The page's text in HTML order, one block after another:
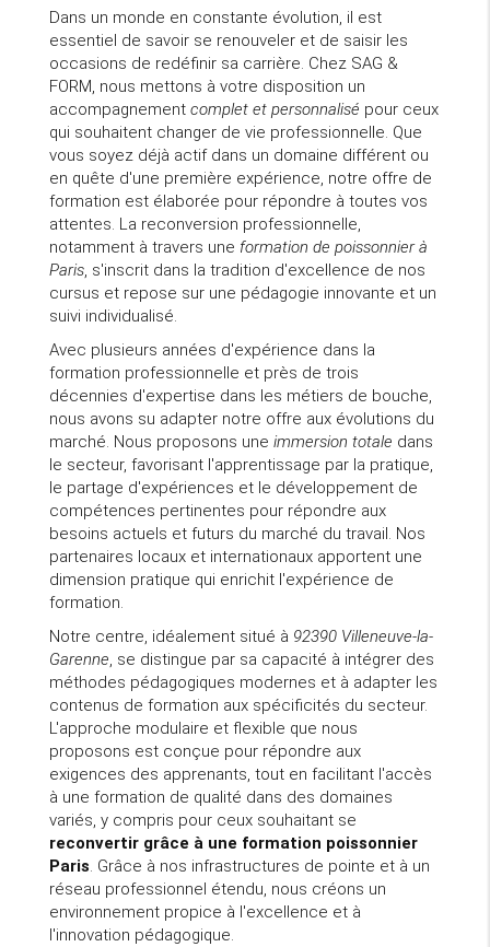
Dans un monde en constante évolution, il est
essentiel de savoir se renouveler et de saisir les
occasions de redéfinir sa carrière. Chez SAG &
FORM, nous mettons à votre disposition un
accompagnement complet et personnalisé pour ceux
qui souhaitent changer de vie professionnelle. Que
vous soyez déjà actif dans un domaine différent ou
en quête d'une première expérience, notre offre de
formation est élaborée pour répondre à toutes vos
attentes. La reconversion professionnelle,
notamment à travers une formation de poissonnier à
Paris, s'inscrit dans la tradition d'excellence de nos
cursus et repose sur une pédagogie innovante et un
suivi individualisé.
Avec plusieurs années d'expérience dans la
formation professionnelle et près de trois
décennies d'expertise dans les métiers de bouche,
nous avons su adapter notre offre aux évolutions du
marché. Nous proposons une immersion totale dans
le secteur, favorisant l'apprentissage par la pratique,
le partage d'expériences et le développement de
compétences pertinentes pour répondre aux
besoins actuels et futurs du marché du travail. Nos
partenaires locaux et internationaux apportent une
dimension pratique qui enrichit l'expérience de
formation.
Notre centre, idéalement situé à 92390 Villeneuve-la-
Garenne, se distingue par sa capacité à intégrer des
méthodes pédagogiques modernes et à adapter les
contenus de formation aux spécificités du secteur.
L'approche modulaire et flexible que nous
proposons est conçue pour répondre aux
exigences des apprenants, tout en facilitant l'accès
à une formation de qualité dans des domaines
variés, y compris pour ceux souhaitant se
reconvertir grâce à une formation poissonnier
Paris. Grâce à nos infrastructures de pointe et à un
réseau professionnel étendu, nous créons un
environnement propice à l'excellence et à
l'innovation pédagogique.